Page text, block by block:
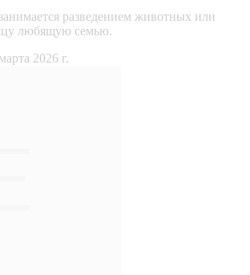
разведением животных или
любящую семью.
2026 г.